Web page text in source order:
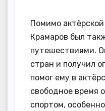
Помимо
Крамаров был
путешествиями.
стран и получил
помог ему в
свободное время
спортом,